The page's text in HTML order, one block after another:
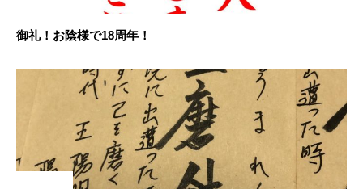
御礼！お陰様で18周年！